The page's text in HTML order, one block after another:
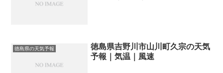
徳島県の天気予報
徳島県吉野川市山川町久宗の天気
予報｜気温｜風速